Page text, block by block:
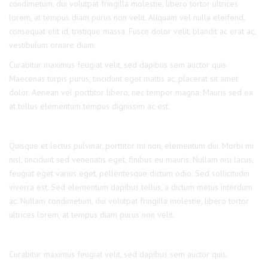
condimetum, dui volutpat fringilla molestie, libero tortor ultrices
lorem, at tempus diam purus non velit. Aliquam vel nulla eleifend,
consequat elit id, tristique massa. Fusce dolor velit, blandit ac erat ac,
vestibulum ornare diam.
Curabitur maximus feugiat velit, sed dapibus sem auctor quis.
Maecenas turpis purus, tincidunt eget mattis ac, placerat sit amet
dolor. Aenean vel porttitor libero, nec tempor magna. Mauris sed ex
at tellus elementum tempus dignissim ac est.
Quisque et lectus pulvinar, porttitor mi non, elementum dui. Morbi mi
nisl, tincidunt sed venenatis eget, finibus eu mauris. Nullam nisi lacus,
feugiat eget varius eget, pellentesque dictum odio. Sed sollicitudin
viverra est. Sed elementum dapibus tellus, a dictum metus interdum
ac. Nullam condimetum, dui volutpat fringilla molestie, libero tortor
ultrices lorem, at tempus diam purus non velit.
Curabitur maximus feugiat velit, sed dapibus sem auctor quis.